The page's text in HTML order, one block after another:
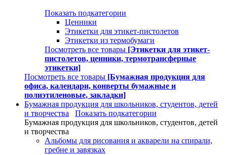
Показать подкатегории
Ценники
Этикетки для этикет-пистолетов
Этикетки из термобумаги
Посмотреть все товары [Этикетки для этикет-
пистолетов, ценники, термотрансферные
этикетки]
Посмотреть все товары [Бумажная продукция для
офиса, календари, конверты бумажные и
полиэтиленовые, закладки]
Бумажная продукция для школьников, студентов, детей
и творчества
Показать подкатегории
Бумажная продукция для школьников, студентов, детей
и творчества
Альбомы для рисования и акварели на спирали,
гребне и завязках